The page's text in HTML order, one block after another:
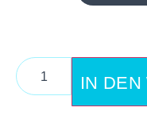
IN DEN